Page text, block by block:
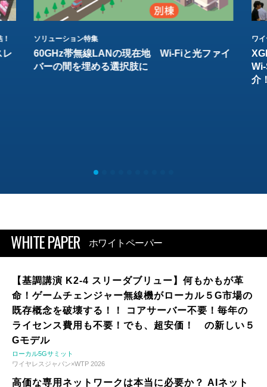
レ
ソリューション特集
60GHz帯無線LANの現在地 Wi-Fiと光ファイ
バーの間を埋める選択肢に
ワ
介
WHITE PAPER ホワイトペーパー
【基調講演 K2-4 スリーダブリュー】何もかもが革
命！ゲームチェンジャー無線機がローカル５G市場の
既存概念を破壊する！！ コアサーバー不要！毎年の
ライセンス費用も不要！でも、超安価！ の新しい５
Gモデル
ローカル5Gサミット
ワイヤレスジャパン×WTP 2026
高価な専用ネットワークは本当に必要か？ AIネット